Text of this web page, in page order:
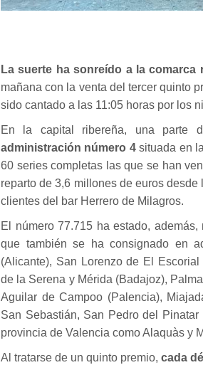
La suerte ha sonreído a la comarca
mañana con la venta del tercer quinto
sido cantado a las 11:05 horas por los
En la capital ribereña, una parte
administración número 4situada en
60 series completas las que se han
reparto de 3,6 millones de euros
clientes del bar Herrero de Milagros.
El número 77.715 ha estado,
que también se ha consignado en
(Alicante), San Lorenzo de El
de la Serena y Mérida (Badajoz),
Aguilar de Campoo (Palencia),
San Sebastián, San Pedro del
provincia de Valencia como Alaquàs y
Al tratarse de un quinto premio, cada